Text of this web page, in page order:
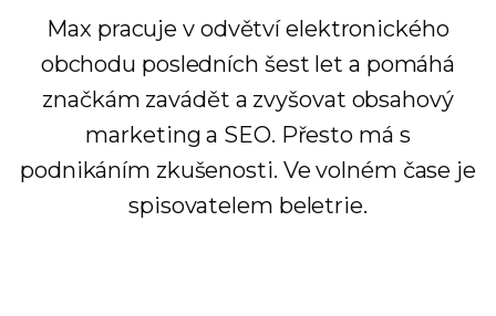
Max pracuje v odvětví elektronického
obchodu posledních šest let a pomáhá
značkám zavádět a zvyšovat obsahový
marketing a SEO. Přesto má s
podnikáním zkušenosti. Ve volném čase je
spisovatelem beletrie.